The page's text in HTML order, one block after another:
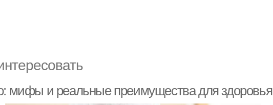
мифы и реальные преимущества для здоровья